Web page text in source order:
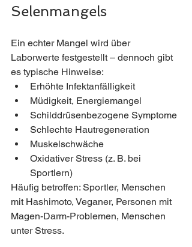
Selenmangels
Ein echter Mangel wird über
Laborwerte festgestellt – dennoch gibt
es typische Hinweise:
Erhöhte Infektanfälligkeit
Müdigkeit, Energiemangel
Schilddrüsenbezogene Symptome
Schlechte Hautregeneration
Muskelschwäche
Oxidativer Stress (z. B. bei
Sportlern)
Häufig betroffen: Sportler, Menschen
mit Hashimoto, Veganer, Personen mit
Magen-Darm-Problemen, Menschen
unter Stress.